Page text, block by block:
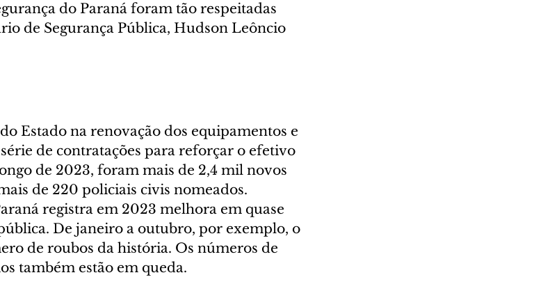
do Paraná foram tão respeitadas
de Segurança Pública, Hudson Leôncio
Estado na renovação dos equipamentos e
de contratações para reforçar o efetivo
de 2023, foram mais de 2,4 mil novos
de 220 policiais civis nomeados.
registra em 2023 melhora em quase
De janeiro a outubro, por exemplo, o
de roubos da história. Os números de
também estão em queda.